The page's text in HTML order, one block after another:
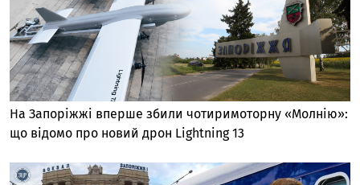
На Запоріжжі вперше збили чотиримоторну «Молнію»:
що відомо про новий дрон Lightning 13